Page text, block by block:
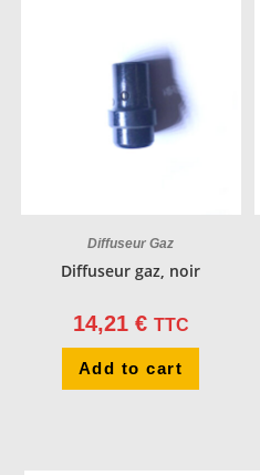
Diffuseur Gaz
Diffuseur gaz, noir
14,21 € TTC
Add to cart